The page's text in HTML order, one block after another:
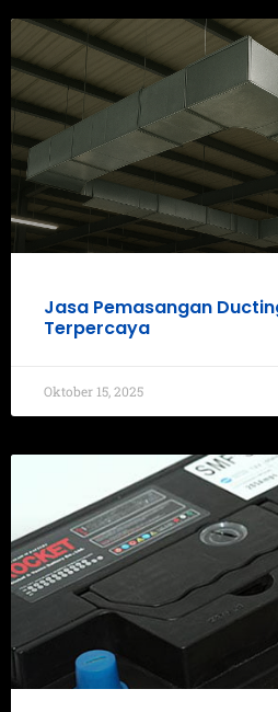
Jasa Pemasangan
Terpercaya
Oktober 15, 2025